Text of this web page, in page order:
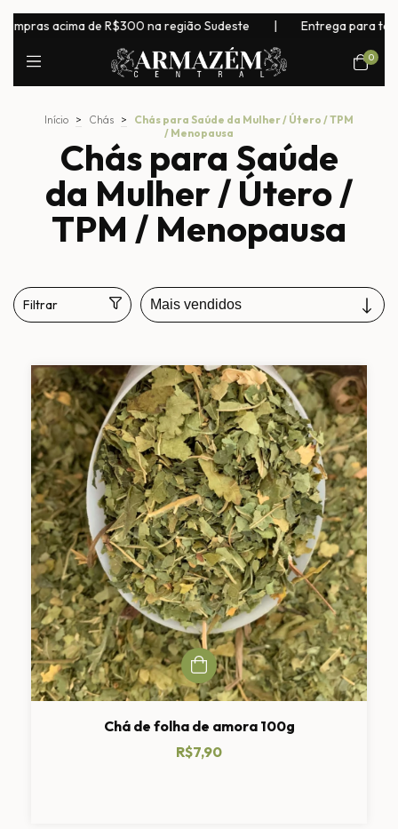
de R$300 na região Sudeste | Entrega para todo o
0
Início > Chás >
Chás para Saúde da Mulher / Útero / TPM
/ Menopausa
Chás para Saúde
da Mulher / Útero /
TPM / Menopausa
Filtrar
Chá de folha de amora 100g
R$7,90